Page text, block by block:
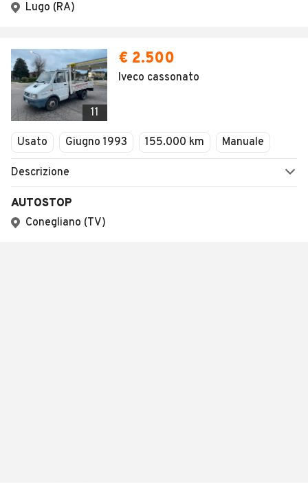
Lugo (RA)
11
€ 2.500
Iveco cassonato
Usato Giugno 1993 155.000 km Manuale
Descrizione
AUTOSTOP
Conegliano (TV)